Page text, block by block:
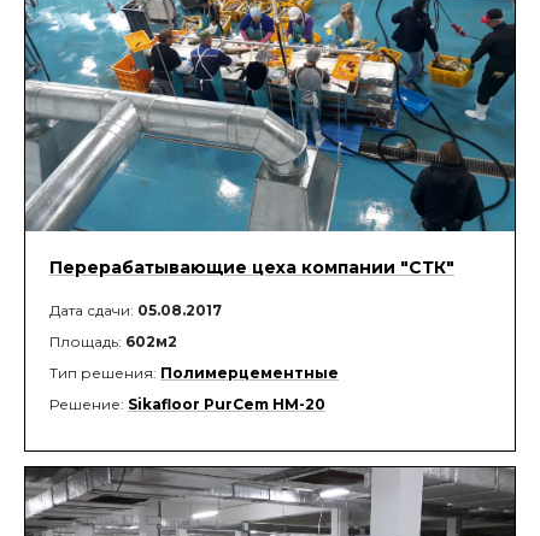
Перерабатывающие цеха компании "СТК"
Дата сдачи: 05.08.2017
Площадь: 602м2
Тип решения: Полимерцементные
Решение: Sikafloor PurCem HМ-20